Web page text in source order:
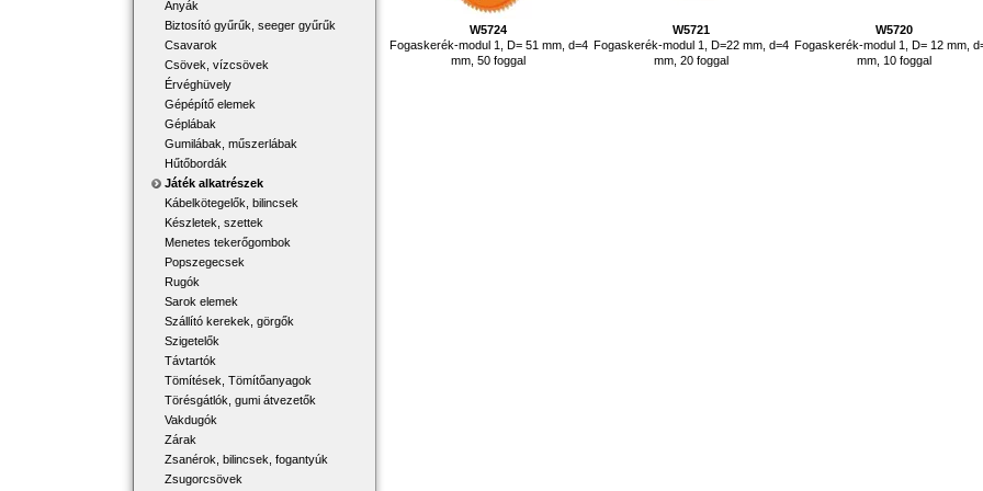
Anyák
Biztosító gyűrűk, seeger gyűrűk
Csavarok
Csövek, vízcsövek
Érvéghüvely
Gépépítő elemek
Géplábak
Gumilábak, műszerlábak
Hűtőbordák
Játék alkatrészek
Kábelkötegelők, bilincsek
Készletek, szettek
Menetes tekerőgombok
Popszegecsek
Rugók
Sarok elemek
Szállító kerekek, görgők
Szigetelők
Távtartók
Tömítések, Tömítőanyagok
Törésgátlók, gumi átvezetők
Vakdugók
Zárak
Zsanérok, bilincsek, fogantyúk
Zsugorcsövek
W5724
Fogaskerék-modul 1, D= 51 mm, d=4
mm, 50 foggal
W5721
Fogaskerék-modul 1, D=22 mm, d=4
mm, 20 foggal
W5720
Fogaskerék-modul 1, D= 12 mm,
mm, 10 foggal